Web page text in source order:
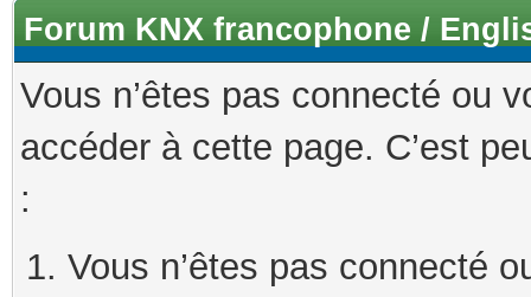
Forum KNX francophone /
Vous n’êtes pas connecté ou
accéder à cette page. C’est
:
Vous n’êtes pas connecté